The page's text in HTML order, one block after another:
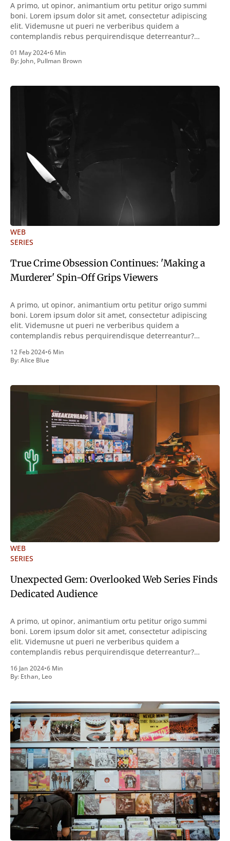
A primo, ut opinor, animantium ortu petitur origo summi
boni. Lorem ipsum dolor sit amet, consectetur adipiscing
elit. Videmusne ut pueri ne verberibus quidem a
contemplandis rebus perquirendisque deterreantur?
inveniri verbum potest quod magis idem declaret Latine,
quod Graece, quam declarat voluptas. Duo
01 May 2024•6 Min
By:John, Pullman Brown
WEB
SERIES
True Crime Obsession Continues: 'Making a
Murderer' Spin-Off Grips Viewers
A primo, ut opinor, animantium ortu petitur origo summi
boni. Lorem ipsum dolor sit amet, consectetur adipiscing
elit. Videmusne ut pueri ne verberibus quidem a
contemplandis rebus perquirendisque deterreantur?
inveniri verbum potest quod magis idem declaret Latine,
quod Graece, quam declarat voluptas. Duo
12 Feb 2024•6 Min
By:Alice Blue
WEB
SERIES
Unexpected Gem: Overlooked Web Series Finds
Dedicated Audience
A primo, ut opinor, animantium ortu petitur origo summi
boni. Lorem ipsum dolor sit amet, consectetur adipiscing
elit. Videmusne ut pueri ne verberibus quidem a
contemplandis rebus perquirendisque deterreantur?
inveniri verbum potest quod magis idem declaret Latine,
quod Graece, quam declarat voluptas. Duo
16 Jan 2024•6 Min
By: Ethan, Leo